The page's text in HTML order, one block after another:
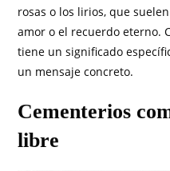
rosas o los lirios, que
amor o el recuerdo eterno.
tiene un significado
un mensaje concreto.
Cementerios
libre